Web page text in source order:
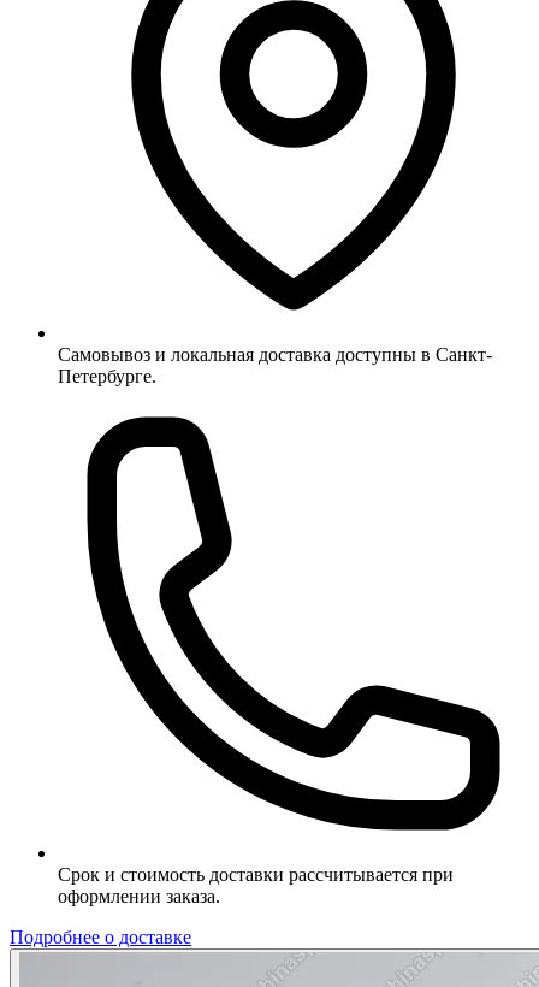
Самовывоз и локальная доставка доступны в Санкт-
Петербурге.
Срок и стоимость доставки рассчитывается при
оформлении заказа.
Подробнее о доставке